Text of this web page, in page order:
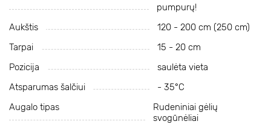
pumpurų!
Aukštis
120 - 200 cm (250 cm)
Tarpai
15 - 20 cm
Pozicija
saulėta vieta
Atsparumas šalčiui
- 35°C
Augalo tipas
Rudeniniai gėlių
svogūnėliai